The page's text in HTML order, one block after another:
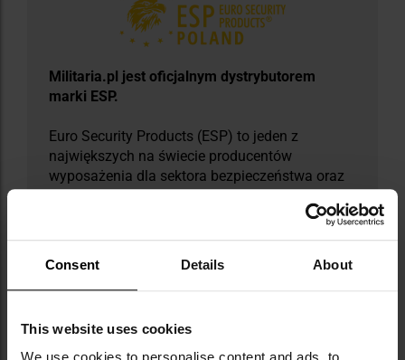
Consent Details About
This website uses cookies
​Militaria.pl jest oficjalnym dystrybutorem
marki ESP.
Euro Security Products (ESP) to jeden z
największych na świecie producentów
wyposażenia dla sektora bezpieczeństwa oraz
policji. Firma działa od 1992 roku i specjalizuje
się w tworzeniu profesjonalnego sprzętu,
takiego jak pałki teleskopowe, kajdanki,
paralizatory, latarki taktyczne, noże ratownicze
czy lustra inspekcyjne. ESP jest szczególnie
znana z produkcji jednych z najlepszych pałek
mundurowe niemal z całej Europy. Firma ma
certyfikat ISO 9001 i liczne patenty, co